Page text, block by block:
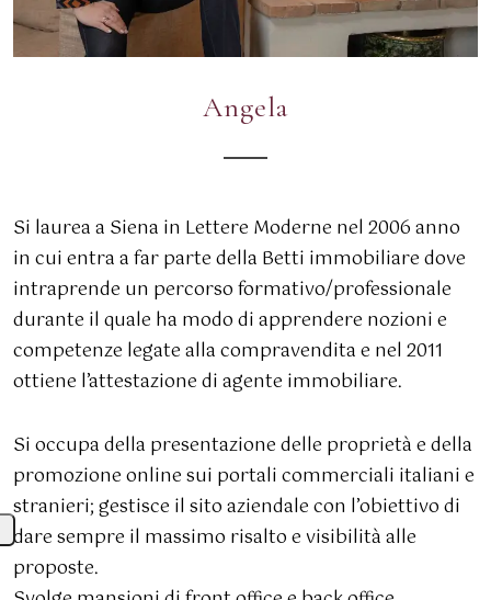
Angela
Si laurea a Siena in Lettere Moderne nel 2006 anno
in cui entra a far parte della Betti immobiliare dove
intraprende un percorso formativo/professionale
durante il quale ha modo di apprendere nozioni e
competenze legate alla compravendita e nel 2011
ottiene l’attestazione di agente immobiliare.
Si occupa della presentazione delle proprietà e della
promozione online sui portali commerciali italiani e
stranieri; gestisce il sito aziendale con l’obiettivo di
dare sempre il massimo risalto e visibilità alle
proposte.